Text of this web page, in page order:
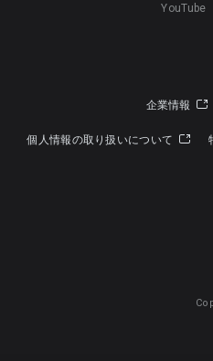
YouTube
企業情報
個人情報の取り扱いについて